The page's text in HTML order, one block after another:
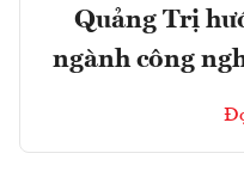
Quảng Trị
ngành công